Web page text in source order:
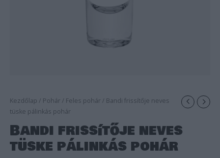
Kezdőlap / Pohár / Feles pohár / Bandi frissítője neves
tüske pálinkás pohár
Bandi frissítője neves
tüske pálinkás pohár